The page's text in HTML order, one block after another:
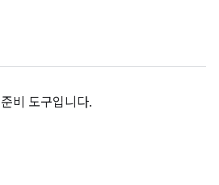
비 도구입니다.